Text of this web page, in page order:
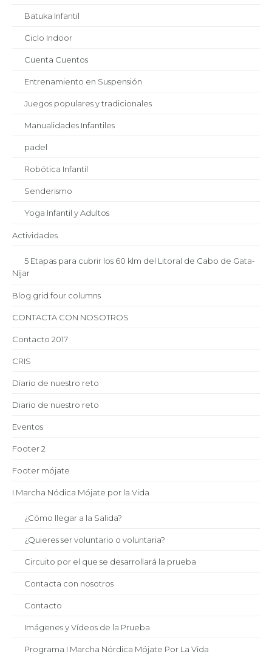
Batuka Infantil
Ciclo Indoor
Cuenta Cuentos
Entrenamiento en Suspensión
Juegos populares y tradicionales
Manualidades Infantiles
padel
Robótica Infantil
Senderismo
Yoga Infantil y Adultos
Actividades
5 Etapas para cubrir los 60 klm del Litoral de Cabo de Gata-
Níjar
Blog grid four columns
CONTACTA CON NOSOTROS
Contacto 2017
CRIS
Diario de nuestro reto
Diario de nuestro reto
Eventos
Footer 2
Footer mójate
I Marcha Nódica Mójate por la Vida
¿Cómo llegar a la Salida?
¿Quieres ser voluntario o voluntaria?
Circuito por el que se desarrollará la prueba
Contacta con nosotros
Contacto
Imágenes y Vídeos de la Prueba
Programa I Marcha Nórdica Mójate Por La Vida